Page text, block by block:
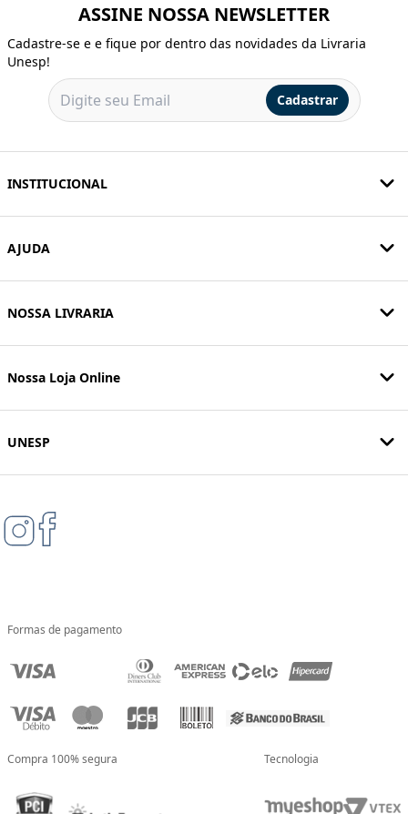
ASSINE NOSSA NEWSLETTER
Cadastre-se e e fique por dentro das novidades da Livraria
Unesp!
Cadastrar
INSTITUCIONAL
AJUDA
NOSSA LIVRARIA
Nossa Loja Online
UNESP
Formas de pagamento
Compra 100% segura Tecnologia